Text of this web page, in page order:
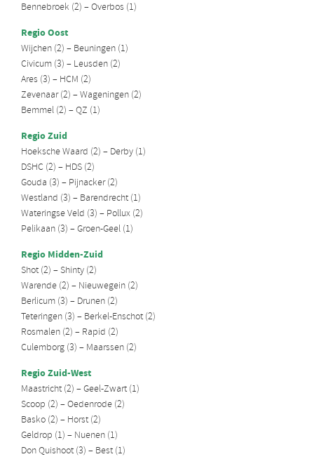
Bennebroek (2) – Overbos (1)
Regio Oost
Wijchen (2) – Beuningen (1)
Civicum (3) – Leusden (2)
Ares (3) – HCM (2)
Zevenaar (2) – Wageningen (2)
Bemmel (2) – QZ (1)
Regio Zuid
Hoeksche Waard (2) – Derby (1)
DSHC (2) – HDS (2)
Gouda (3) – Pijnacker (2)
Westland (3) – Barendrecht (1)
Wateringse Veld (3) – Pollux (2)
Pelikaan (3) – Groen-Geel (1)
Regio Midden-Zuid
Shot (2) – Shinty (2)
Warende (2) – Nieuwegein (2)
Berlicum (3) – Drunen (2)
Teteringen (3) – Berkel-Enschot (2)
Rosmalen (2) – Rapid (2)
Culemborg (3) – Maarssen (2)
Regio Zuid-West
Maastricht (2) – Geel-Zwart (1)
Scoop (2) – Oedenrode (2)
Basko (2) – Horst (2)
Geldrop (1) – Nuenen (1)
Don Quishoot (3) – Best (1)